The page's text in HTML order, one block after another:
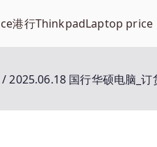
港行ThinkpadLaptop price
2025.06.18 国行华硕电脑_订